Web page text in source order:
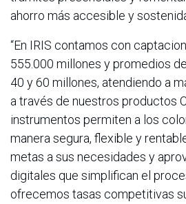
ahorro más accesible y
“En IRIS contamos con
555.000 millones y promedios
40 y 60 millones, atendiendo a
a través de nuestros productos
instrumentos permiten a los
manera segura, flexible y
metas a sus necesidades y
digitales que simplifican el
ofrecemos tasas competitivas